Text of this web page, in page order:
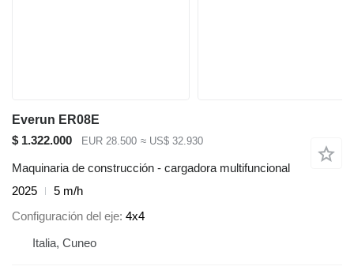
Everun ER08E
$ 1.322.000
EUR 28.500 ≈ US$ 32.930
Maquinaria de construcción - cargadora multifuncional
2025
5 m/h
Configuración del eje 4x4
Italia, Cuneo